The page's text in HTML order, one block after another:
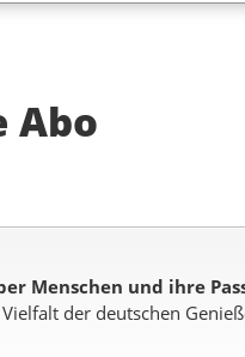
Abo
Menschen und ihre
der deutschen